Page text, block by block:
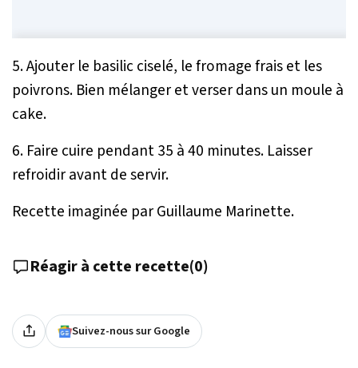
5. Ajouter le basilic ciselé, le fromage frais et les
poivrons. Bien mélanger et verser dans un moule à
cake.
6. Faire cuire pendant 35 à 40 minutes. Laisser
refroidir avant de servir.
Recette imaginée par Guillaume Marinette.
Réagir à cette recette(0)
Suivez-nous sur Google